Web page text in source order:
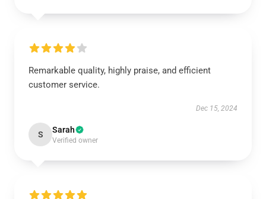
Remarkable quality, highly praise, and efficient
customer service.
Dec 15, 2024
S Sarah
Verified owner